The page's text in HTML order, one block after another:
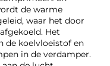
de warme
waar het door
Het
de koelvloeistof en
in de verdamper.